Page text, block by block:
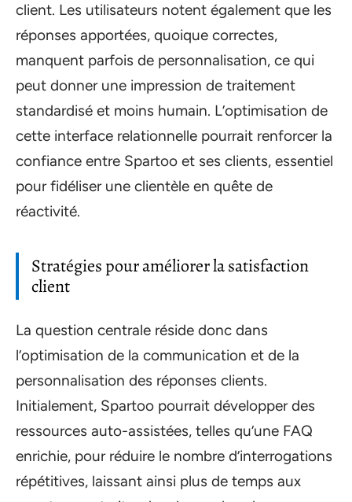
client. Les utilisateurs notent également que les
réponses apportées, quoique correctes,
manquent parfois de personnalisation, ce qui
peut donner une impression de traitement
standardisé et moins humain. L’optimisation de
cette interface relationnelle pourrait renforcer la
confiance entre Spartoo et ses clients, essentiel
pour fidéliser une clientèle en quête de
réactivité.
Stratégies pour améliorer la satisfaction
client
La question centrale réside donc dans
l’optimisation de la communication et de la
personnalisation des réponses clients.
Initialement, Spartoo pourrait développer des
ressources auto-assistées, telles qu’une FAQ
enrichie, pour réduire le nombre d’interrogations
répétitives, laissant ainsi plus de temps aux